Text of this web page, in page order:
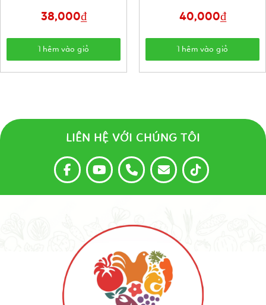
38,000₫
Thêm vào giỏ
40,000₫
Thêm vào giỏ
LIÊN HỆ VỚI CHÚNG TÔI